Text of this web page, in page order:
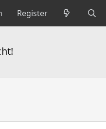
Register